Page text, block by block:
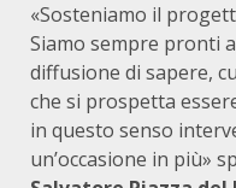
«Sosteniamo il
Siamo sempre pronti
diffusione di sapere,
che si prospetta
in questo senso
un’occasione in più»